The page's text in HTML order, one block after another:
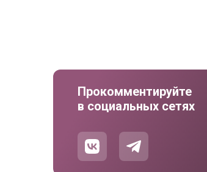
Прокомментируйте
в социальных сетях